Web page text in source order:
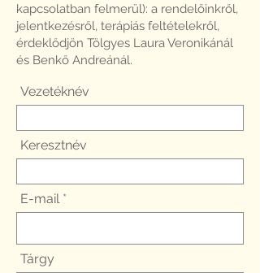
kapcsolatban felmerül): a rendelőinkről,
jelentkezésről, terápiás feltételekről,
érdeklődjön Tölgyes Laura Veronikánál
és Benkő Andreánál.
Vezetéknév
Keresztnév
E-mail
Tárgy